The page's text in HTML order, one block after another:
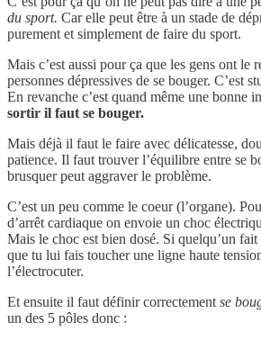
du sport. Car elle peut être à un stade de
purement et simplement de faire du sport.
Mais c’est aussi pour ça que les gens ont le
personnes dépressives de se bouger. C’est
En revanche c’est quand même une bonne
sortir il faut se bouger.
Mais déjà il faut le faire avec délicatesse,
patience. Il faut trouver l’équilibre entre se
brusquer peut aggraver le problème.
C’est un peu comme le coeur (l’organe).
d’arrêt cardiaque on envoie un choc
Mais le choc est bien dosé. Si quelqu’un
que tu lui fais toucher une ligne haute
l’électrocuter.
Et ensuite il faut définir correctement se
un des 5 pôles donc :